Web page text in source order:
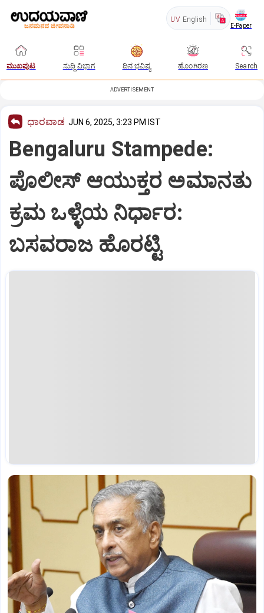
UV English
E-Paper
ಮುಖಪುಟ ಸುದ್ದಿ ವಿಭಾಗ ದಿನ ಭವಿಷ್ಯ ಹೊಂಗಿರಣ Search
ADVERTISEMENT
ಧಾರವಾಡ JUN 6, 2025, 3:23 PM IST
Bengaluru Stampede:
ಪೊಲೀಸ್‌ ಆಯುಕ್ತರ ಅಮಾನತು
ಕ್ರಮ ಒಳ್ಳೆಯ ನಿರ್ಧಾರ:
ಬಸವರಾಜ ಹೊರಟ್ಟಿ